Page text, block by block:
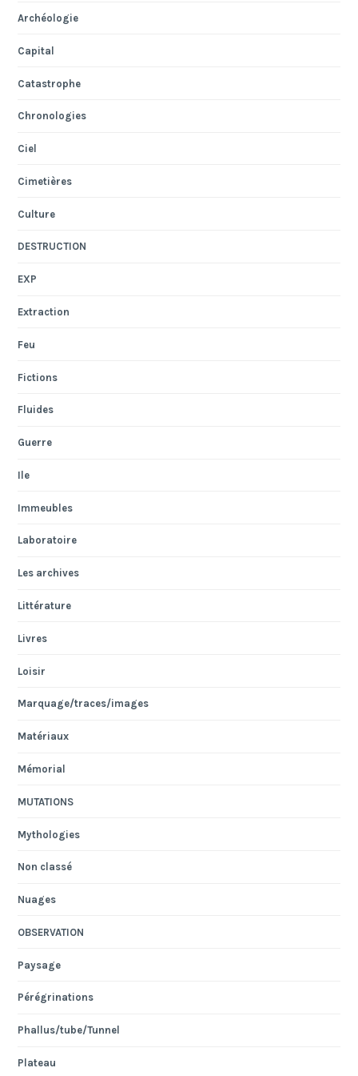
Archéologie
Capital
Catastrophe
Chronologies
Ciel
Cimetières
Culture
DESTRUCTION
EXP
Extraction
Feu
Fictions
Fluides
Guerre
Ile
Immeubles
Laboratoire
Les archives
Littérature
Livres
Loisir
Marquage/traces/images
Matériaux
Mémorial
MUTATIONS
Mythologies
Non classé
Nuages
OBSERVATION
Paysage
Pérégrinations
Phallus/tube/Tunnel
Plateau